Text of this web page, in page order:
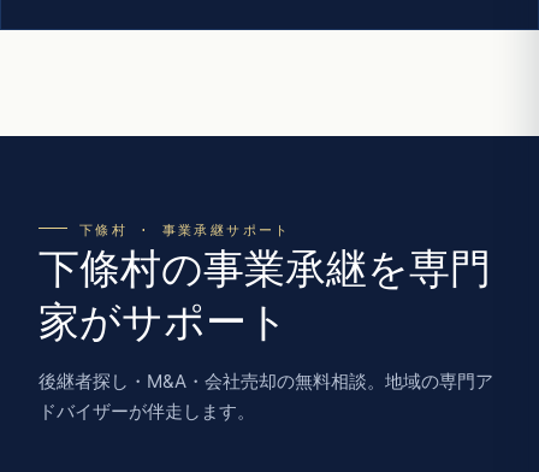
下條村 · 事業承継サポート
下條村の事業承継を専門
家がサポート
後継者探し・M&A・会社売却の無料相談。地域の専門ア
ドバイザーが伴走します。